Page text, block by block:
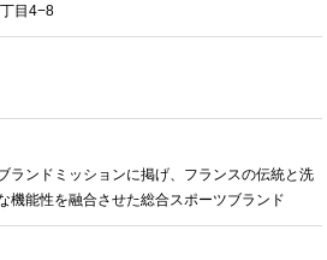
目4−8
ランドミッションに掲げ、フランスの伝統と洗
機能性を融合させた総合スポーツブランド